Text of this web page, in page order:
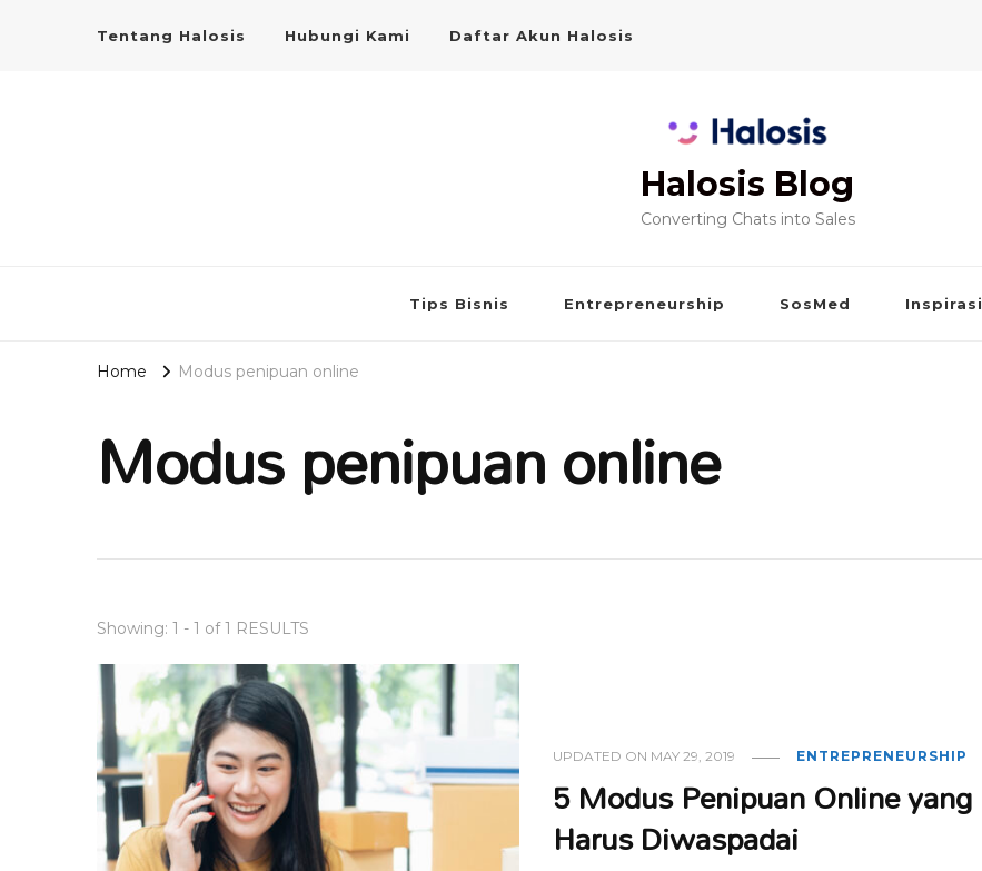
Tentang Halosis Hubungi Kami Daftar Akun Halosis
Halosis Blog
Converting Chats into Sales
Tips Bisnis Entrepreneurship SosMed Inspirasi
Home Modus penipuan online
Modus penipuan online
Showing: 1 - 1 of 1 RESULTS
UPDATED ON MAY 29, 2019 ENTREPRENEURSHIP
5 Modus Penipuan Online yang
Harus Diwaspadai